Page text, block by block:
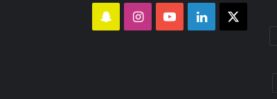
لينكدإن‫YouTubeانستقرامسناب